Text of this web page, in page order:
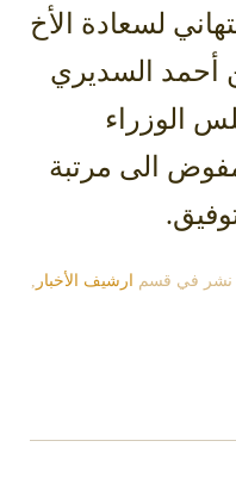
لسعادة الأخ
أحمد السديري
الوزراء
الى مرتبة
. نشر في قسم ارشيف الأخبار